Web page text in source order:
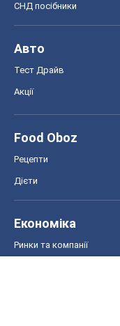
СНД посібники
Авто
Тест Драйв
Акції
Food Oboz
Рецепти
Дієти
Економіка
Ринки та компанії